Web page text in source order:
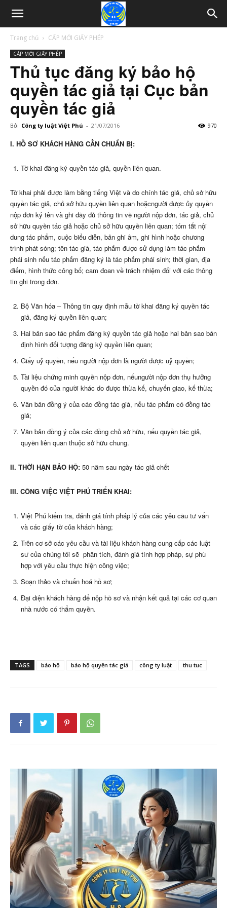
Trang chủ CẤP MỚI GIẤY PHÉP
CẤP MỚI GIẤY PHÉP
Thủ tục đăng ký bảo hộ
quyền tác giả tại Cục bản
quyền tác giả
Bởi Công ty luật Việt Phú - 21/07/2016 970
I. HỒ SƠ KHÁCH HÀNG CẦN CHUẨN BỊ:
Tờ khai đăng ký quyền tác giả, quyền liên quan.
Tờ khai phải được làm bằng tiếng Việt và do chính tác giả, chủ sở hữu
quyền tác giả, chủ sở hữu quyền liên quan hoặcngười được ủy quyền
nộp đơn ký tên và ghi đầy đủ thông tin về người nộp đơn, tác giả, chủ
sở hữu quyền tác giả hoặc chủ sở hữu quyền liên quan; tóm tắt nội
dung tác phẩm, cuộc biểu diễn, bản ghi âm, ghi hình hoặc chương
trình phát sóng; tên tác giả, tác phẩm được sử dụng làm tác phẩm
phái sinh nếu tác phẩm đăng ký là tác phẩm phái sinh; thời gian, địa
điểm, hình thức công bố; cam đoan về trách nhiệm đối với các thông
tin ghi trong đơn.
Bộ Văn hóa – Thông tin quy định mẫu tờ khai đăng ký quyền tác
giả, đăng ký quyền liên quan;
Hai bản sao tác phẩm đăng ký quyền tác giả hoặc hai bản sao bản
định hình đối tượng đăng ký quyền liên quan;
Giấy uỷ quyền, nếu người nộp đơn là người được uỷ quyền;
Tài liệu chứng minh quyền nộp đơn, nếungười nộp đơn thụ hưởng
quyền đó của người khác do được thừa kế, chuyển giao, kế thừa;
Văn bản đồng ý của các đồng tác giả, nếu tác phẩm có đồng tác
giả;
Văn bản đồng ý của các đồng chủ sở hữu, nếu quyền tác giả,
quyền liên quan thuộc sở hữu chung.
II. THỜI HẠN BẢO HỘ: 50 năm sau ngày tác giả chết
III. CÔNG VIỆC VIỆT PHÚ TRIỂN KHAI:
Việt Phú kiểm tra, đánh giá tính pháp lý của các yêu cầu tư vấn
và các giấy tờ của khách hàng;
Trên cơ sở các yêu cầu và tài liệu khách hàng cung cấp các luật
sư của chúng tôi sẽ phân tích, đánh giá tính hợp pháp, sự phù
hợp với yêu cầu thực hiện công việc;
Soạn thảo và chuẩn hoá hồ sơ;
Đại diện khách hàng để nộp hồ sơ và nhận kết quả tại các cơ quan
nhà nước có thẩm quyền.
TAGS bảo hộ bảo hộ quyền tác giả công ty luật thu tuc